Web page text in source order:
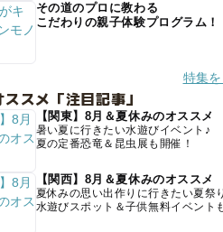
その道のプロに教わる
こだわりの親子体験プログラム！
特集
スメ「注目記事」
【関東】8月＆夏休みのオススメ
暑い夏に行きたい水遊びイベント♪
夏の定番恐竜＆昆虫展も開催！
【関西】8月＆夏休みのオススメ
夏休みの思い出作りに行きたい夏祭り
水遊びスポット＆子供無料イベント